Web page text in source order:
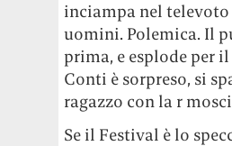
inciampa nel
uomini. Polemica. Il
prima, e esplode per
Conti è sorpreso, si
ragazzo con la r
Se il Festival è lo